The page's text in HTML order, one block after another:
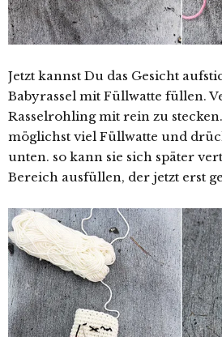
Jetzt kannst Du das Gesicht
Babyrassel mit Füllwatte füllen.
Rasselrohling mit rein zu
möglichst viel Füllwatte und
unten. so kann sie sich später
Bereich ausfüllen, der jetzt erst